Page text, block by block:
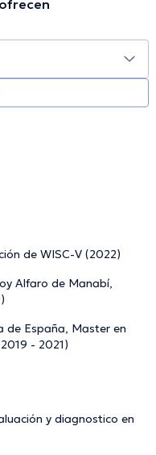
de WISC-V (2022)
Alfaro de Manabí,
de España, Master en
- 2021)
y diagnostico en